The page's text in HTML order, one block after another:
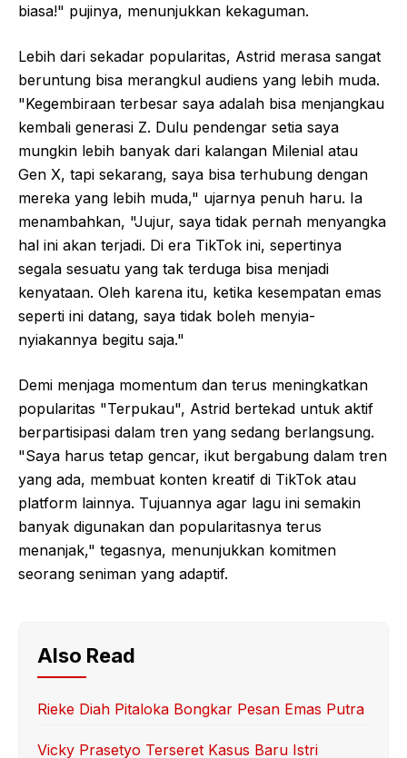
biasa!" pujinya, menunjukkan kekaguman.
Lebih dari sekadar popularitas, Astrid merasa sangat
beruntung bisa merangkul audiens yang lebih muda.
"Kegembiraan terbesar saya adalah bisa menjangkau
kembali generasi Z. Dulu pendengar setia saya
mungkin lebih banyak dari kalangan Milenial atau
Gen X, tapi sekarang, saya bisa terhubung dengan
mereka yang lebih muda," ujarnya penuh haru. Ia
menambahkan, "Jujur, saya tidak pernah menyangka
hal ini akan terjadi. Di era TikTok ini, sepertinya
segala sesuatu yang tak terduga bisa menjadi
kenyataan. Oleh karena itu, ketika kesempatan emas
seperti ini datang, saya tidak boleh menyia-
nyiakannya begitu saja."
Demi menjaga momentum dan terus meningkatkan
popularitas "Terpukau", Astrid bertekad untuk aktif
berpartisipasi dalam tren yang sedang berlangsung.
"Saya harus tetap gencar, ikut bergabung dalam tren
yang ada, membuat konten kreatif di TikTok atau
platform lainnya. Tujuannya agar lagu ini semakin
banyak digunakan dan popularitasnya terus
menanjak," tegasnya, menunjukkan komitmen
seorang seniman yang adaptif.
Also Read
Rieke Diah Pitaloka Bongkar Pesan Emas Putra
Vicky Prasetyo Terseret Kasus Baru Istri